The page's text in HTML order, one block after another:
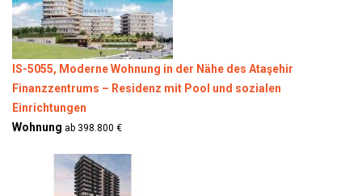
IS-5055, Moderne Wohnung in der Nähe des Ataşehir
Finanzzentrums – Residenz mit Pool und sozialen
Einrichtungen
Wohnung ab 398.800 €